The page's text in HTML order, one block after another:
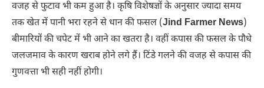
वजह से फुटाव भी कम हुआ है। कृषि विशेषज्ञों के अनुसार ज्यादा समय
तक खेत में पानी भरा रहने से धान की फसल (Jind Farmer News)
बीमारियों की चपेट में भी आने का खतरा है। वहीं कपास की फसल के पौधे
जलजमाव के कारण खराब होने लगे हैं। टिंडे गलने की वजह से कपास की
गुणवत्ता भी सही नहीं होगी।